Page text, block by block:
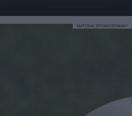
MATERIAŁ SPONSOROWANY